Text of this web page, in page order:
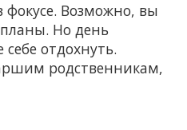
фокусе. Возможно, вы
Но день
отдохнуть.
родственникам,